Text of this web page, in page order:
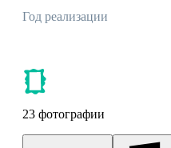
Год реализации
23 фотографии